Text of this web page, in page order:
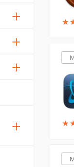
★
★
★
★